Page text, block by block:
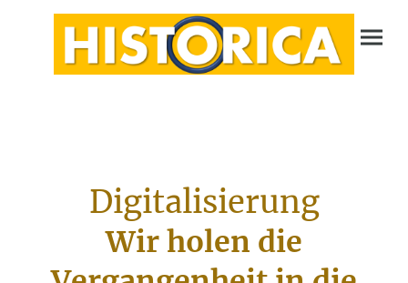
Digitalisierung
Wir holen die